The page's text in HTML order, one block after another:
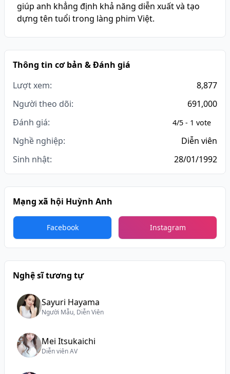
giúp anh khẳng định khả năng diễn xuất và tạo
dựng tên tuổi trong làng phim Việt.
Thông tin cơ bản & Đánh giá
Lượt xem:
8,877
Người theo dõi:
691,000
Đánh giá:
4/5 - 1 vote
Nghề nghiệp:
Diễn viên
Sinh nhật:
28/01/1992
Mạng xã hội Huỳnh Anh
Facebook Instagram
Nghệ sĩ tương tự
Sayuri Hayama
Người Mẫu, Diễn Viên
Mei Itsukaichi
Diễn viên AV